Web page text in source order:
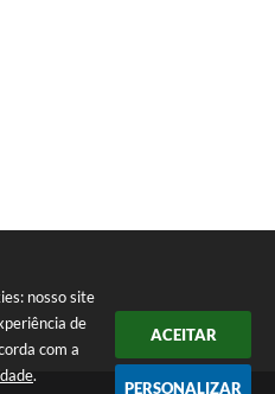
nosso site
de
com a
.
ACEITAR
PERSONALIZAR